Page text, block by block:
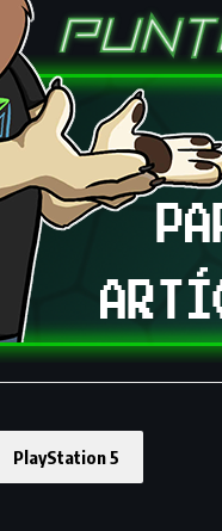
PlayStation 5